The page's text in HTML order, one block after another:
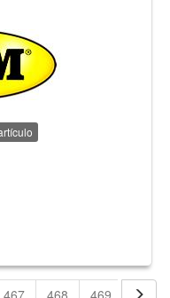
467 468 469 470